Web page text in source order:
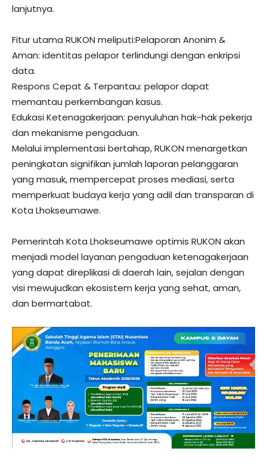
lanjutnya.
Fitur utama RUKON meliputi:Pelaporan Anonim &
Aman: identitas pelapor terlindungi dengan enkripsi
data.
Respons Cepat & Terpantau: pelapor dapat
memantau perkembangan kasus.
Edukasi Ketenagakerjaan: penyuluhan hak-hak pekerja
dan mekanisme pengaduan.
Melalui implementasi bertahap, RUKON menargetkan
peningkatan signifikan jumlah laporan pelanggaran
yang masuk, mempercepat proses mediasi, serta
memperkuat budaya kerja yang adil dan transparan di
Kota Lhokseumawe.
Pemerintah Kota Lhokseumawe optimis RUKON akan
menjadi model layanan pengaduan ketenagakerjaan
yang dapat direplikasi di daerah lain, sejalan dengan
visi mewujudkan ekosistem kerja yang sehat, aman,
dan bermartabat.